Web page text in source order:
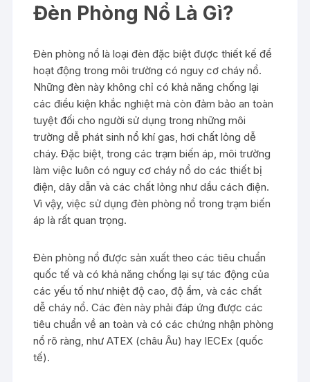
Đèn Phòng Nổ Là Gì?
Đèn phòng nổ là loại đèn đặc biệt được thiết kế để
hoạt động trong môi trường có nguy cơ cháy nổ.
Những đèn này không chỉ có khả năng chống lại
các điều kiện khắc nghiệt mà còn đảm bảo an toàn
tuyệt đối cho người sử dụng trong những môi
trường dễ phát sinh nổ khí gas, hơi chất lỏng dễ
cháy. Đặc biệt, trong các trạm biến áp, môi trường
làm việc luôn có nguy cơ cháy nổ do các thiết bị
điện, dây dẫn và các chất lỏng như dầu cách điện.
Vì vậy, việc sử dụng đèn phòng nổ trong trạm biến
áp là rất quan trọng.
Đèn phòng nổ được sản xuất theo các tiêu chuẩn
quốc tế và có khả năng chống lại sự tác động của
các yếu tố như nhiệt độ cao, độ ẩm, và các chất
dễ cháy nổ. Các đèn này phải đáp ứng được các
tiêu chuẩn về an toàn và có các chứng nhận phòng
nổ rõ ràng, như ATEX (châu Âu) hay IECEx (quốc
tế).